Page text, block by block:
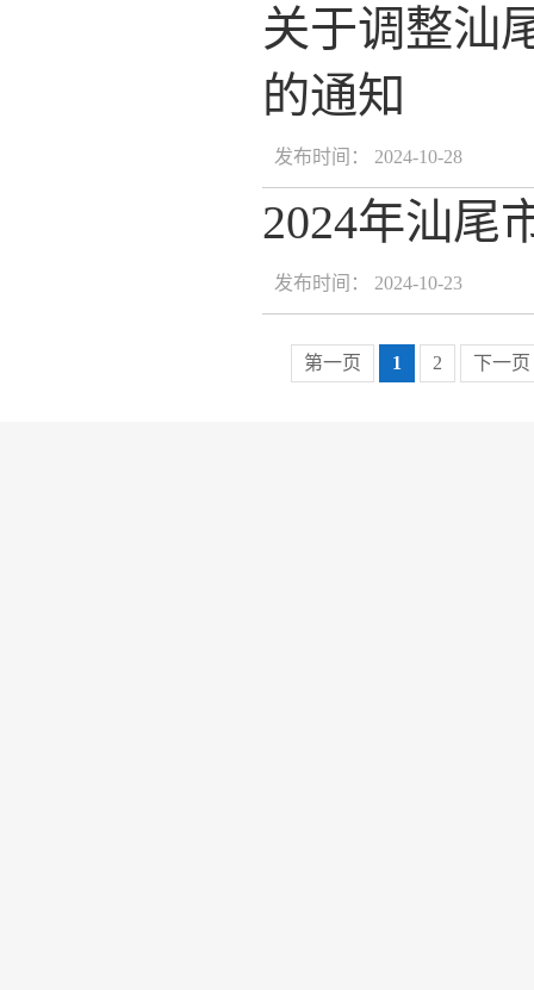
关于调整汕
的通知
发布时间： 2024-10-28
2024年汕尾
发布时间： 2024-10-23
第一页 1 2 下一页